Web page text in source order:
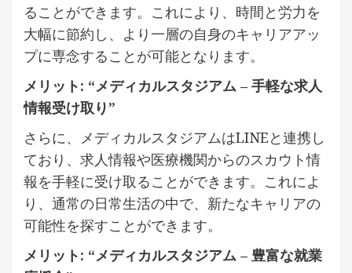
ることができます。これにより、時間と労力を
大幅に節約し、より一層の自身のキャリアアッ
プに専念することが可能となります。
メリット: “メディカルスタジアム – 手軽な求人
情報受け取り”
さらに、メディカルスタジアムはLINEと連携し
ており、求人情報や医療機関からのスカウト情
報を手軽に受け取ることができます。これによ
り、通常の日常生活の中で、新たなキャリアの
可能性を探すことができます。
メリット: “メディカルスタジアム – 豊富な就業